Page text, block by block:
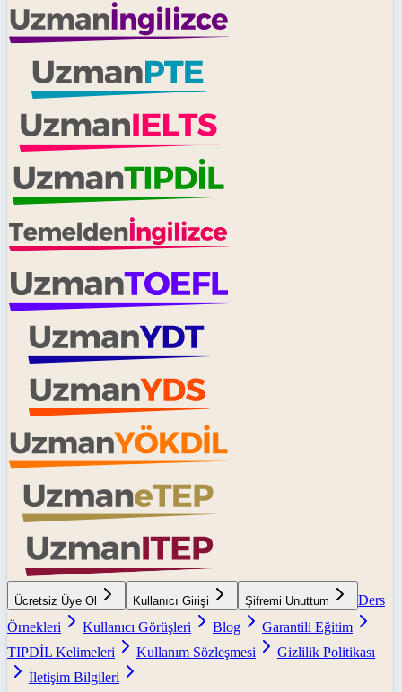
Ücretsiz Üye Ol Kullanıcı Girişi Şifremi Unuttum
Ders
Örnekleri
Kullanıcı Görüşleri Blog
Garantili Eğitim
TIPDİL Kelimeleri
Kullanım Sözleşmesi
Gizlilik Politikası
İletişim Bilgileri